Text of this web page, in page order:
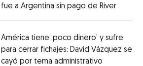
fue a Argentina sin pago de RiverOpens
América tiene ‘poco dinero’ y sufre
para cerrar fichajes: David Vázquez se
cayó por tema administrativo